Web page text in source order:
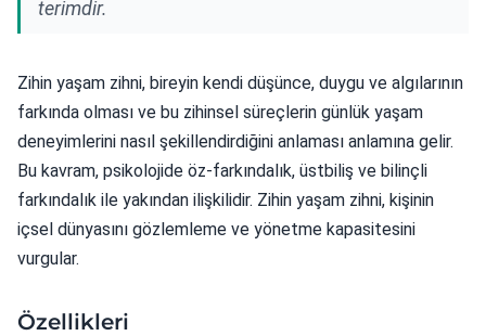
terimdir.
Zihin yaşam zihni, bireyin kendi düşünce, duygu ve algılarının
farkında olması ve bu zihinsel süreçlerin günlük yaşam
deneyimlerini nasıl şekillendirdiğini anlaması anlamına gelir.
Bu kavram, psikolojide öz-farkındalık, üstbiliş ve bilinçli
farkındalık ile yakından ilişkilidir. Zihin yaşam zihni, kişinin
içsel dünyasını gözlemleme ve yönetme kapasitesini
vurgular.
Özellikleri